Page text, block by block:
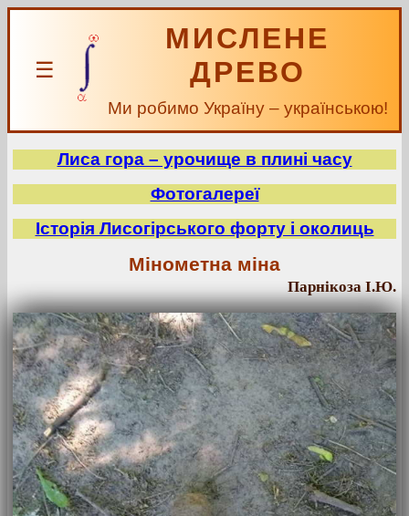
☰
МИСЛЕНЕ
ДРЕВО
Ми робимо Україну – українською!
Лиса гора – урочище в плині часу
Фотогалереї
Історія Лисогірського форту і околиць
Мінометна міна
Парнікоза І.Ю.